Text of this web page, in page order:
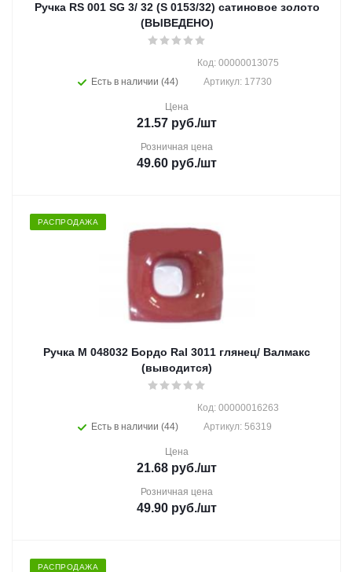
Ручка RS 001 SG 3/ 32 (S 0153/32) сатиновое золото
(ВЫВЕДЕНО)
Есть в наличии (44)
Код: 00000013075
Артикул: 17730
Цена
21.57 руб./шт
Розничная цена
49.60 руб./шт
РАСПРОДАЖА
Ручка M 048032 Бордо Ral 3011 глянец/ Валмакс
(выводится)
Есть в наличии (44)
Код: 00000016263
Артикул: 56319
Цена
21.68 руб./шт
Розничная цена
49.90 руб./шт
РАСПРОДАЖА